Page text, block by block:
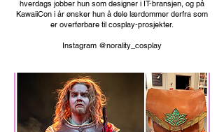
hverdags jobber hun som designer i IT-bransjen, og på
KawaiiCon i år ønsker hun å dele lærdommer derfra som
er overførbare til cosplay-prosjekter.
Instagram @norality_cosplay